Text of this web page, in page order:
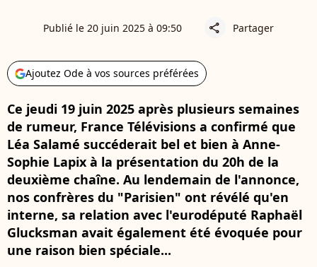
Publié le 20 juin 2025 à 09:50 share Partager
Ajoutez Ode à vos sources préférées
Ce jeudi 19 juin 2025 après plusieurs semaines
de rumeur, France Télévisions a confirmé que
Léa Salamé succéderait bel et bien à Anne-
Sophie Lapix à la présentation du 20h de la
deuxième chaîne. Au lendemain de l'annonce,
nos confrères du "Parisien" ont révélé qu'en
interne, sa relation avec l'eurodéputé Raphaël
Glucksman avait également été évoquée pour
une raison bien spéciale...